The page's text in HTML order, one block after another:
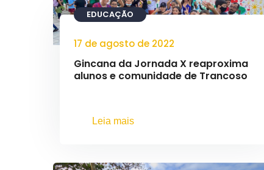
EDUCAÇÃO
17 de agosto de 2022
Gincana da Jornada X reaproxima
alunos e comunidade de Trancoso
Leia mais